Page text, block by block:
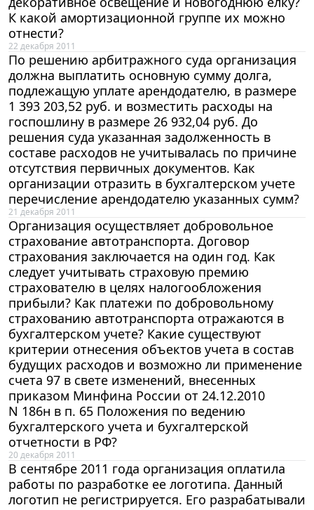
К какой амортизационной группе их можно
отнести?
22 декабря 2011
По решению арбитражного суда организация
должна выплатить основную сумму долга,
подлежащую уплате арендодателю, в размере
1 393 203,52 руб. и возместить расходы на
госпошлину в размере 26 932,04 руб. До
решения суда указанная задолженность в
составе расходов не учитывалась по причине
отсутствия первичных документов. Как
организации отразить в бухгалтерском учете
перечисление арендодателю указанных сумм?
21 декабря 2011
Организация осуществляет добровольное
страхование автотранспорта. Договор
страхования заключается на один год. Как
следует учитывать страховую премию
страхователю в целях налогообложения
прибыли? Как платежи по добровольному
страхованию автотранспорта отражаются в
бухгалтерском учете? Какие существуют
критерии отнесения объектов учета в состав
будущих расходов и возможно ли применение
счета 97 в свете изменений, внесенных
приказом Минфина России от 24.12.2010
N 186н в п. 65 Положения по ведению
бухгалтерского учета и бухгалтерской
отчетности в РФ?
20 декабря 2011
В сентябре 2011 года организация оплатила
работы по разработке ее логотипа. Данный
логотип не регистрируется. Его разрабатывали